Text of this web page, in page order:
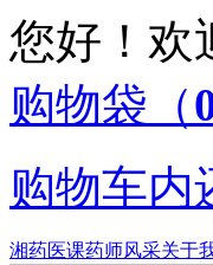
您好！
购物袋 （
购物车内
湘药医课药师风采关于